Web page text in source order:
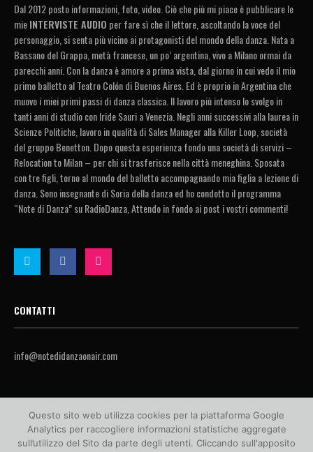
Dal 2012 posto informazioni, foto, video. Ciò che più mi piace è pubblicare le
mieINTERVISTE AUDIO per fare sì che il lettore, ascoltando la voce del
personaggio, si senta più vicino ai protagonisti del mondo della danza. Nata a
Bassano del Grappa, metà francese, un po’ argentina, vivo a Milano ormai da
parecchi anni. Con la danza è amore a prima vista, dal giorno in cui vedo il mio
primo balletto al Teatro Colón di Buenos Aires. Ed è proprio in Argentina che
muovo i miei primi passi di danza classica. Il lavoro più intenso lo svolgo in
tanti anni di studio con Iride Sauri a Venezia. Negli anni successivi alla laurea in
Scienze Politiche, lavoro in qualità di Sales Manager alla Killer Loop, società
del gruppo Benetton. Dopo questa esperienza fondo una società di servizi –
Relocation to Milan – per chi si trasferisce nella città meneghina. Sposata
con tre figli, torno al mondo del balletto accompagnando mia figlia a lezione di
danza. Sono insegnante di Soria della danza ed ho condotto il programma
“Note di Danza” su RadioDanza, Attendo in fondo ai post i vostri commenti!
CONTATTI
info@notedidanzaonair.com
Questo sito web utilizza cookies per la piattaforma Google
Analytics per raccogliere informazioni statistiche aggregate
sull’utilizzo del Sito da parte degli utenti. Cliccando sull'apposito